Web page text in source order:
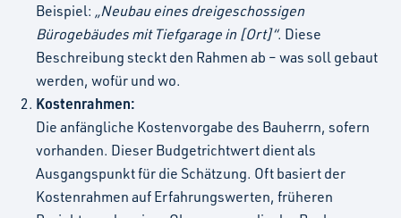
Beispiel: „Neubau eines dreigeschossigen
Bürogebäudes mit Tiefgarage in [Ort]“. Diese
Beschreibung steckt den Rahmen ab – was soll gebaut
werden, wofür und wo.
Kostenrahmen:
Die anfängliche Kostenvorgabe des Bauherrn, sofern
vorhanden. Dieser Budgetrichtwert dient als
Ausgangspunkt für die Schätzung. Oft basiert der
Kostenrahmen auf Erfahrungswerten, früheren